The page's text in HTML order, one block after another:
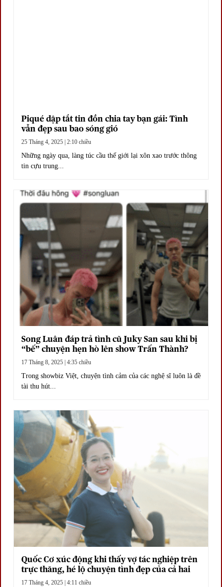
Piqué dập tắt tin đồn chia tay bạn gái: Tình
vẫn đẹp sau bao sóng gió
25 Tháng 4, 2025 | 2:10 chiều
Những ngày qua, làng túc cầu thế giới lại xôn xao trước thông
tin cựu trung...
Song Luân đáp trả tình cũ Juky San sau khi bị
“bế” chuyện hẹn hò lên show Trấn Thành?
17 Tháng 8, 2025 | 4:35 chiều
Trong showbiz Việt, chuyện tình cảm của các nghệ sĩ luôn là đề
tài thu hút...
Quốc Cơ xúc động khi thấy vợ tác nghiệp trên
trực thăng, hé lộ chuyện tình đẹp của cả hai
17 Tháng 4, 2025 | 4:11 chiều